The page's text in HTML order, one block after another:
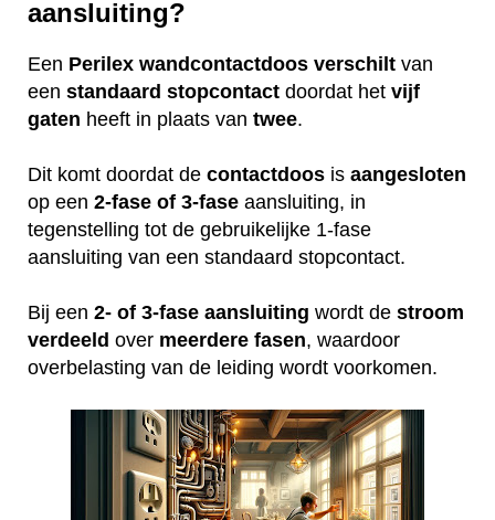
aansluiting?
Een Perilex wandcontactdoos verschilt van
een standaard stopcontact doordat het vijf
gaten heeft in plaats van twee.
Dit komt doordat de contactdoos is aangesloten
op een 2-fase of 3-fase aansluiting, in
tegenstelling tot de gebruikelijke 1-fase
aansluiting van een standaard stopcontact.
Bij een 2- of 3-fase aansluiting wordt de stroom
verdeeld over meerdere fasen, waardoor
overbelasting van de leiding wordt voorkomen.